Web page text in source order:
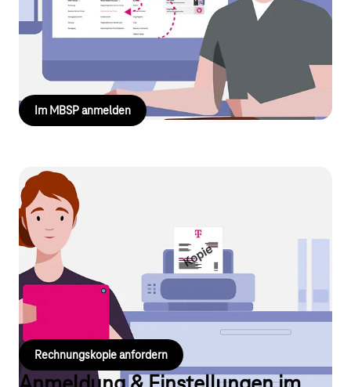
Rechnungseinstellungen schnell und unkompliziert selbst
anzupassen.
Wenn Ihr Buchungskonto mit 58 beginnt, besuchen Sie bitte
RechnungOnline Business Portal
Im MBSP anmelden
Rechnungskopie
Um eine Rechnungskopie zu erhalten, melden Sie sich bitte im
Magenta Business Service Portal (MBSP) an. Dort können Sie
Ihre Rechnungen der letzten 18 Monate sehen und
herunterladen. Auf Wunsch senden wir Ihnen eine
kostenpflichtige Kopie Ihrer Rechnung per Post zu.
Rechnungskopie anfordern